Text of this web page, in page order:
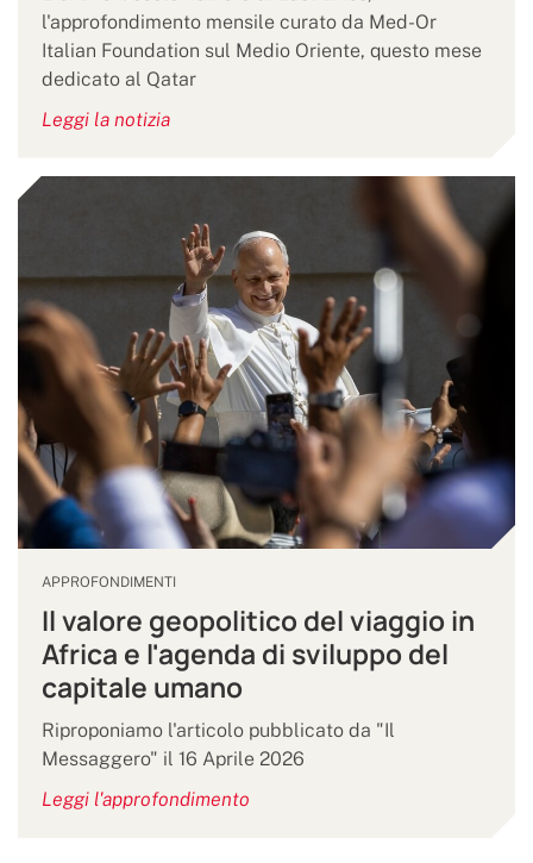
l'approfondimento mensile curato da Med-Or
Italian Foundation sul Medio Oriente, questo mese
dedicato al Qatar
Leggi la notizia
APPROFONDIMENTI
Il valore geopolitico del viaggio in
Africa e l'agenda di sviluppo del
capitale umano
Riproponiamo l'articolo pubblicato da "Il
Messaggero" il 16 Aprile 2026
Leggi l'approfondimento